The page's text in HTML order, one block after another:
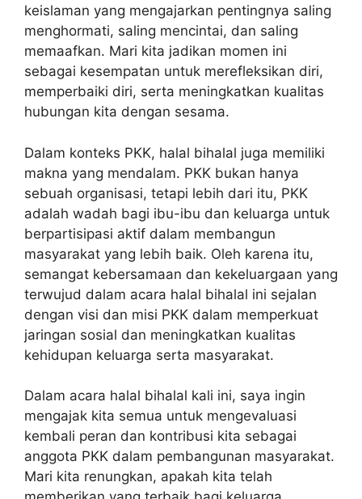
keislaman yang mengajarkan pentingnya saling
menghormati, saling mencintai, dan saling
memaafkan. Mari kita jadikan momen ini
sebagai kesempatan untuk merefleksikan diri,
memperbaiki diri, serta meningkatkan kualitas
hubungan kita dengan sesama.
Dalam konteks PKK, halal bihalal juga memiliki
makna yang mendalam. PKK bukan hanya
sebuah organisasi, tetapi lebih dari itu, PKK
adalah wadah bagi ibu-ibu dan keluarga untuk
berpartisipasi aktif dalam membangun
masyarakat yang lebih baik. Oleh karena itu,
semangat kebersamaan dan kekeluargaan yang
terwujud dalam acara halal bihalal ini sejalan
dengan visi dan misi PKK dalam memperkuat
jaringan sosial dan meningkatkan kualitas
kehidupan keluarga serta masyarakat.
Dalam acara halal bihalal kali ini, saya ingin
mengajak kita semua untuk mengevaluasi
kembali peran dan kontribusi kita sebagai
anggota PKK dalam pembangunan masyarakat.
Mari kita renungkan, apakah kita telah